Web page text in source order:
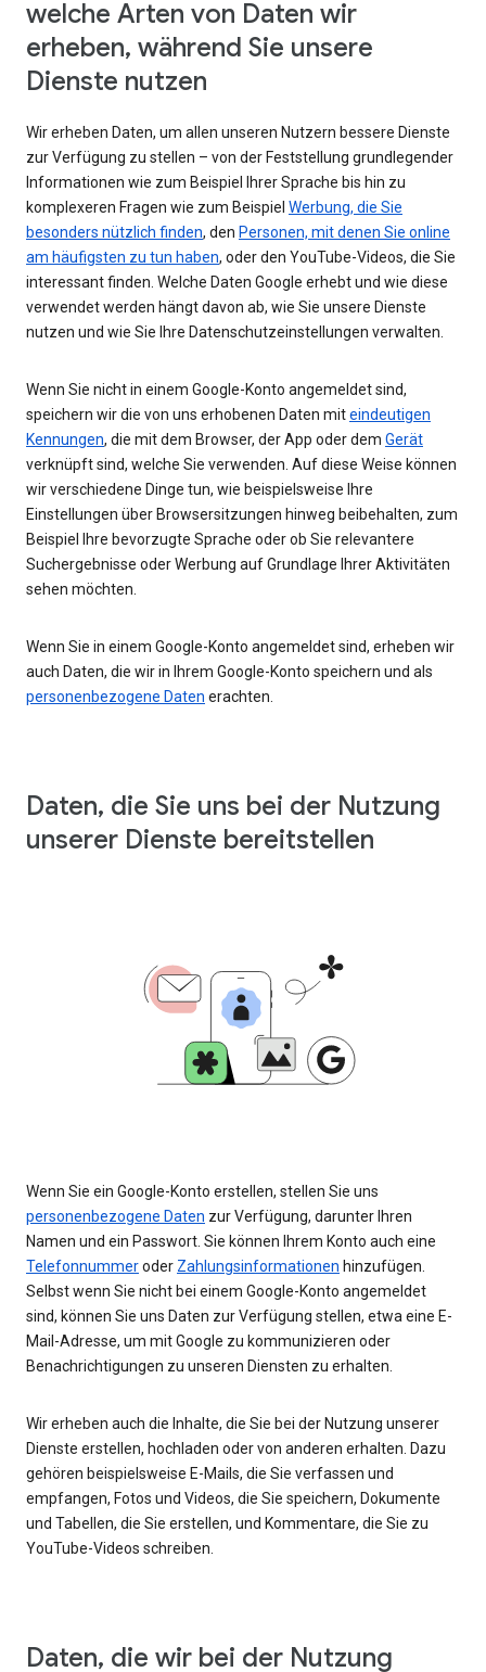
welche Arten von Daten wir
erheben, während Sie unsere
Dienste nutzen
Wir erheben Daten, um allen unseren Nutzern bessere Dienste
zur Verfügung zu stellen – von der Feststellung grundlegender
Informationen wie zum Beispiel Ihrer Sprache bis hin zu
komplexeren Fragen wie zum Beispiel Werbung, die Sie
besonders nützlich finden, den Personen, mit denen Sie online
am häufigsten zu tun haben, oder den YouTube-Videos, die Sie
interessant finden. Welche Daten Google erhebt und wie diese
verwendet werden hängt davon ab, wie Sie unsere Dienste
nutzen und wie Sie Ihre Datenschutzeinstellungen verwalten.
Wenn Sie nicht in einem Google-Konto angemeldet sind,
speichern wir die von uns erhobenen Daten miteindeutigen
Kennungen, die mit dem Browser, der App oder dem Gerät
verknüpft sind, welche Sie verwenden. Auf diese Weise können
wir verschiedene Dinge tun, wie beispielsweise Ihre
Einstellungen über Browsersitzungen hinweg beibehalten, zum
Beispiel Ihre bevorzugte Sprache oder ob Sie relevantere
Suchergebnisse oder Werbung auf Grundlage Ihrer Aktivitäten
sehen möchten.
Wenn Sie in einem Google-Konto angemeldet sind, erheben wir
auch Daten, die wir in Ihrem Google-Konto speichern und als
personenbezogene Daten erachten.
Daten, die Sie uns bei der Nutzung
unserer Dienste bereitstellen
Wenn Sie ein Google-Konto erstellen, stellen Sie uns
personenbezogene Daten zur Verfügung, darunter Ihren
Namen und ein Passwort. Sie können Ihrem Konto auch eine
Telefonnummeroder Zahlungsinformationen hinzufügen.
Selbst wenn Sie nicht bei einem Google-Konto angemeldet
sind, können Sie uns Daten zur Verfügung stellen, etwa eine E-
Mail-Adresse, um mit Google zu kommunizieren oder
Benachrichtigungen zu unseren Diensten zu erhalten.
Wir erheben auch die Inhalte, die Sie bei der Nutzung unserer
Dienste erstellen, hochladen oder von anderen erhalten. Dazu
gehören beispielsweise E-Mails, die Sie verfassen und
empfangen, Fotos und Videos, die Sie speichern, Dokumente
und Tabellen, die Sie erstellen, und Kommentare, die Sie zu
YouTube-Videos schreiben.
Daten, die wir bei der Nutzung